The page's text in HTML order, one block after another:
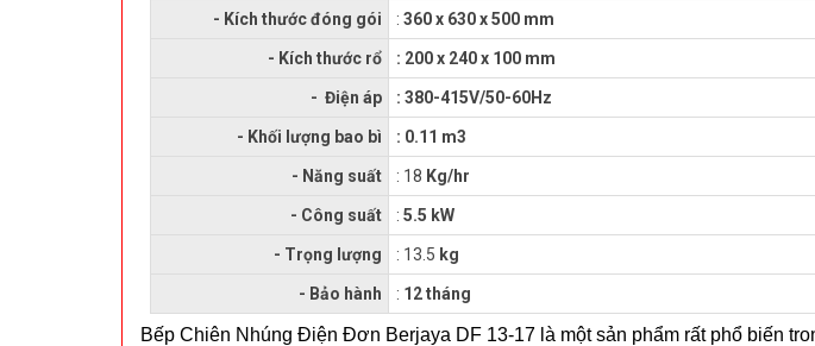
- Kích thước đóng gói : 360 x 630 x 500 mm
- Kích thước rổ : 200 x 240 x 100 mm
- Điện áp : 380-415V/50-60Hz
- Khối lượng bao bì : 0.11 m3
- Năng suất : 18 Kg/hr
- Công suất : 5.5 kW
- Trọng lượng : 13.5 kg
- Bảo hành : 12 tháng
Bếp Chiên Nhúng Điện Đơn Berjaya DF 13-17 là một sản phẩm rất phổ biến